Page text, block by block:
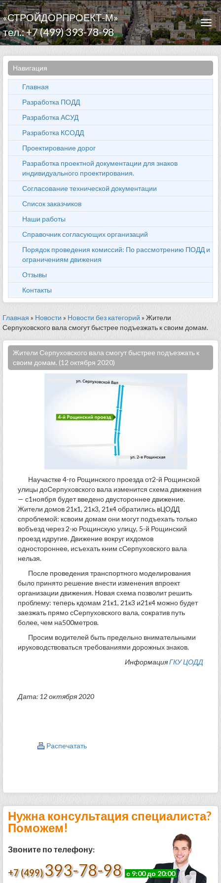
«СТРОЙДОРПРОЕКТ-М»
тел.: +7 (499) 393-78-98
Навигация
Главная
Разработка ПОДД
Разработка АСУД
Разработка КСОДД
Проектирование дорог
Разработка проектной документации для знаков
индивидуального проектирования.
Согласование технической документации
Список заказчиков
Наши работы
Справочник согласующих организаций
Порядок проведения комиссий: По рассмотрению ПОДД и
ограничениям движения
Отзывы
Контакты
Главная » Новости » Новости без категорий » Жители
Серпуховского вала смогут быстрее подъезжать к своим домам.
Жители Серпуховского вала смогут быстрее подъезжать к
своим домам. (12 октября 2020)
Научастке 4-го Рощинского проезда от2-й Рощинской
улицы доСерпуховского вала изменится схема движения
— с1ноября будет введено двустороннее движение.
Жители домов 21к1, 21к3, 21к4 обратились вЦОДД
спроблемой: ксвоим домам они могут подъехать только
вобъезд через 2-ю Рощинскую улицу, 5-й Рощинский
проезд идругие. Движение вокруг ихдомов
одностороннее, исъехать кним сСерпуховского вала
нельзя.
После проведения транспортного моделирования
было принято решение внести изменения впроект
организации движения. Новая схема позволит решить
проблему: теперь кдомам 21к1, 21к3 и21к4 можно будет
заезжать прямо сСерпуховского вала, сократив путь
более, чем на500метров.
Просим водителей быть предельно внимательными
ируководствоваться требованиями дорожных знаков.
ИнформацияГКУ ЦОДД
Дата: 12 октября 2020
Распечатать
Нужна консультация специалиста?
Поможем!
Звоните по телефону:
+7 (499) 393-78-98 с 9:00 до 20:00